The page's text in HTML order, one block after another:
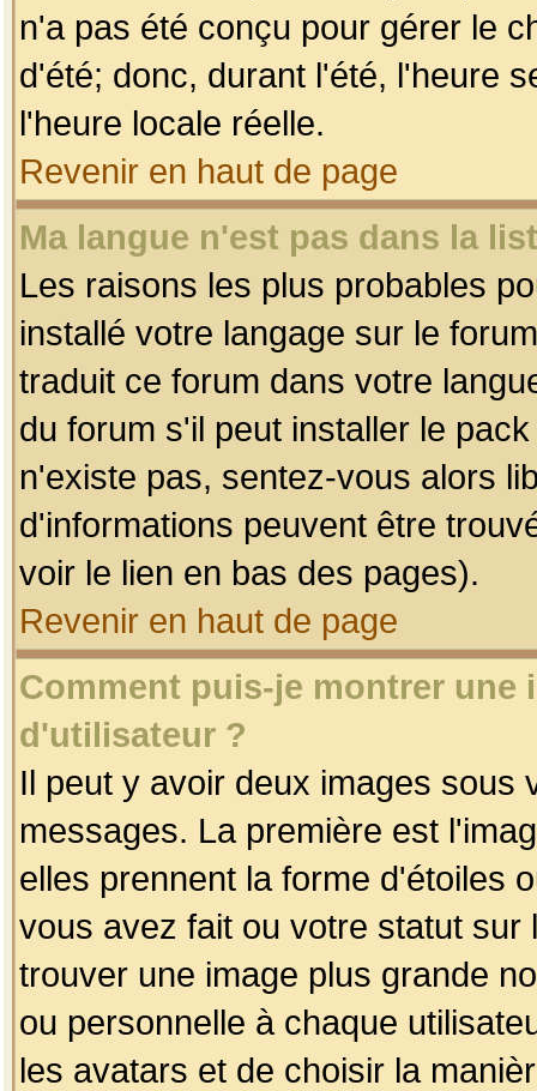
n'a pas été conçu pour gérer le
d'été; donc, durant l'été, l'heure
l'heure locale réelle.
Revenir en haut de page
Ma langue n'est pas dans la
Les raisons les plus probables
installé votre langage sur le
traduit ce forum dans votre
du forum s'il peut installer le
n'existe pas, sentez-vous alors
d'informations peuvent être
voir le lien en bas des pages).
Revenir en haut de page
Comment puis-je montrer une
d'utilisateur ?
Il peut y avoir deux images sous
messages. La première est
elles prennent la forme d'étoiles
vous avez fait ou votre statut
trouver une image plus grande
ou personnelle à chaque
les avatars et de choisir la